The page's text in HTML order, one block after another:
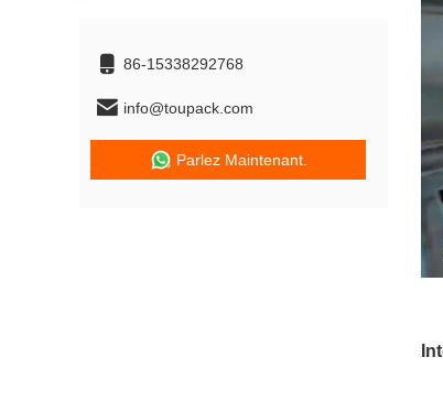
86-15338292768
info@toupack.com
Parlez Maintenant.